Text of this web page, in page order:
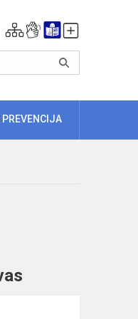
PREVENCIJA